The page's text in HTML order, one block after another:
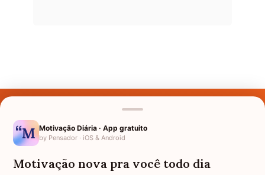
Nomes pelo Mundo
Motivação Diária · App gratuito
by Pensador · iOS & Android
Motivação nova pra você todo dia